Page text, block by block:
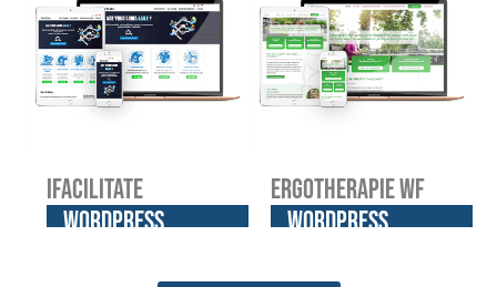
iFacilitate
WordPress
Ergotherapie WF
WordPress